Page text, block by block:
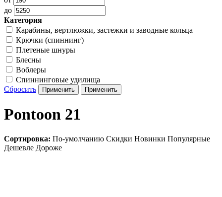
до
Категория
Карабины, вертлюжки, застежки и заводные кольца
Крючки (спиннинг)
Плетеные шнуры
Блесны
Воблеры
Спиннинговые удилища
Сбросить
Pontoon 21
Сортировка: По-умолчанию Скидки Новинки Популярные
Дешевле Дороже